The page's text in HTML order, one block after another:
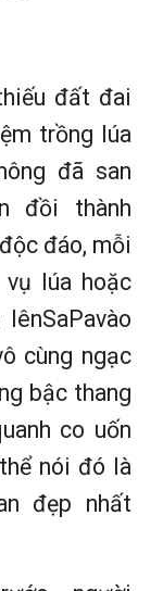
đất đai
trồng lúa
đã san
đồi thành
đáo, mỗi
lúa hoặc
cùng ngạc
bậc thang
co uốn
nói đó là
đẹp nhất